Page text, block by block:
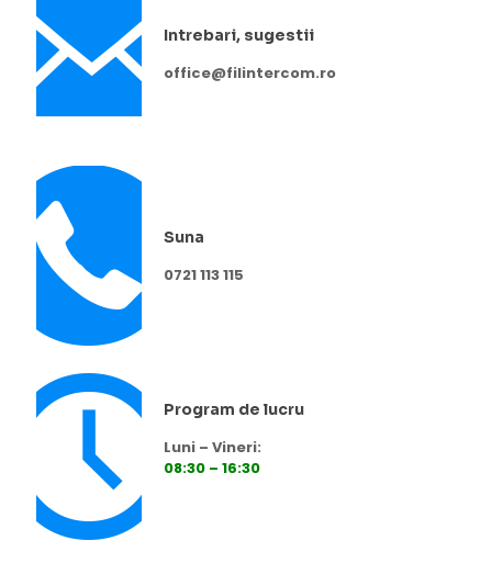
Intrebari, sugestii
office@filintercom.ro
Suna
0721 113 115
Program de lucru
Luni – Vineri:
08:30 – 16:30